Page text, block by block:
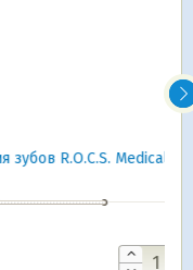
Medical Minerals
В корзину